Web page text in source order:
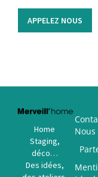
APPELEZ NOUS
Home
Staging,
déco…
Des idées,
Nous